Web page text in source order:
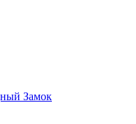
Замок